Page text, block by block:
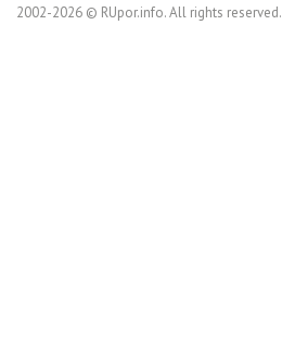
2002-2026 © RUpor.info. All rights reserved.